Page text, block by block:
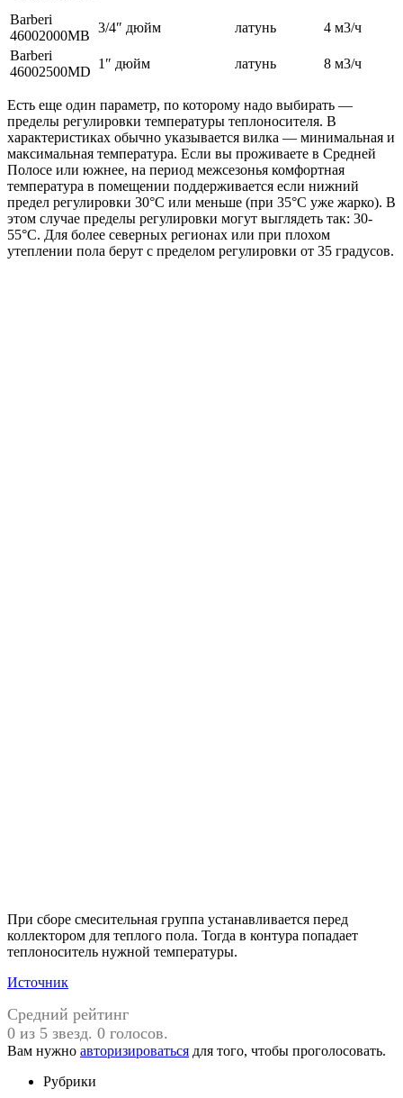
Barberi
46002000MB
3/4″ дюйм латунь
4 м3/ч
Barberi
46002500MD
1″ дюйм латунь 8 м3/ч
Есть еще один параметр, по которому надо выбирать —
пределы регулировки температуры теплоносителя. В
характеристиках обычно указывается вилка — минимальная и
максимальная температура. Если вы проживаете в Средней
Полосе или южнее, на период межсезонья комфортная
температура в помещении поддерживается если нижний
предел регулировки 30°C или меньше (при 35°C уже жарко). В
этом случае пределы регулировки могут выглядеть так: 30-
55°C. Для более северных регионах или при плохом
утеплении пола берут с пределом регулировки от 35 градусов.
При сборе смесительная группа устанавливается перед
коллектором для теплого пола. Тогда в контура попадает
теплоноситель нужной температуры.
Источник
Средний рейтинг
0 из 5 звезд. 0 голосов.
Вам нужно авторизироваться для того, чтобы проголосовать.
Рубрики